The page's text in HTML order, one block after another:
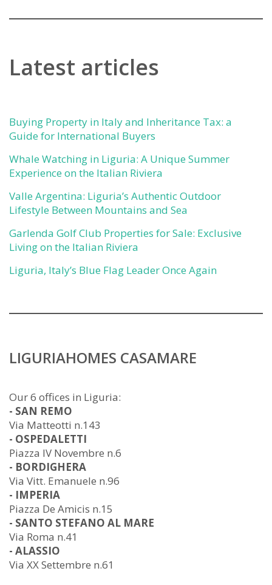
Latest articles
Buying Property in Italy and Inheritance Tax: a
Guide for International Buyers
Whale Watching in Liguria: A Unique Summer
Experience on the Italian Riviera
Valle Argentina: Liguria’s Authentic Outdoor
Lifestyle Between Mountains and Sea
Garlenda Golf Club Properties for Sale: Exclusive
Living on the Italian Riviera
Liguria, Italy’s Blue Flag Leader Once Again
LIGURIAHOMES CASAMARE
Our 6 offices in Liguria:
- SAN REMO
Via Matteotti n.143
- OSPEDALETTI
Piazza IV Novembre n.6
- BORDIGHERA
Via Vitt. Emanuele n.96
- IMPERIA
Piazza De Amicis n.15
- SANTO STEFANO AL MARE
Via Roma n.41
- ALASSIO
Via XX Settembre n.61